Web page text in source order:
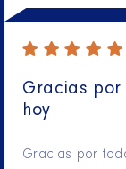
Gracias
hoy
Gracias por